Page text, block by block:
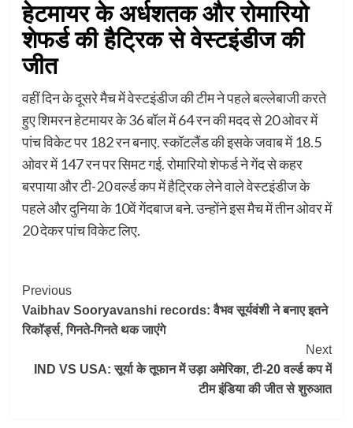
हेटमायर के अर्धशतक और रोमारियो
शेफर्ड की हैट्रिक से वेस्टइंडीज की
जीत
वहीं दिन के दूसरे मैच में वेस्टइंडीज की टीम ने पहले बल्लेबाजी करते
हुए शिमरन हेटमायर के 36 बॉल में 64 रन की मदद से 20 ओवर में
पांच विकेट पर 182 रन बनाए. स्कॉटलैंड की इसके जवाब में 18.5
ओवर में 147 रन पर सिमट गई. रोमारियो शेफर्ड ने गेंद से कहर
बरपाया और टी-20 वर्ल्ड कप में हैट्रिक लेने वाले वेस्टइंडीज के
पहले और दुनिया के 10वें गेंदबाज बने. उन्होंने इस मैच में तीन ओवर में
20 देकर पांच विकेट लिए.
Post
Navigation
Previous
Vaibhav Sooryavanshi records: वैभव सूर्यवंशी ने बनाए इतने
रिकॉर्ड्स, गिनते-गिनते थक जाएंगे
Next
IND VS USA: सूर्या के तूफान में उड़ा अमेरिका, टी-20 वर्ल्ड कप में
टीम इंडिया की जीत से शुरुआत